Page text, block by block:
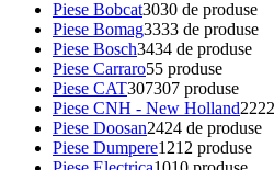
Piese Bobcat3030 de produse
Piese Bomag3333 de produse
Piese Bosch3434 de produse
Piese Carraro55 produse
Piese CAT307307 produse
Piese CNH - New Holland22
Piese Doosan2424 de produse
Piese Dumpere1212 produse